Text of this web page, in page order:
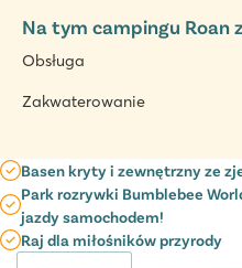
Na tym campingu Roan
Obsługa
Zakwaterowanie
Basen kryty i zewnętrzny ze
Park rozrywki Bumblebee
jazdy samochodem!
Raj dla miłośników przyrody